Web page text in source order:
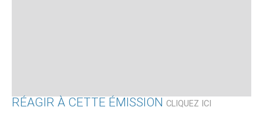
RÉAGIR À CETTE ÉMISSION CLIQUEZ ICI